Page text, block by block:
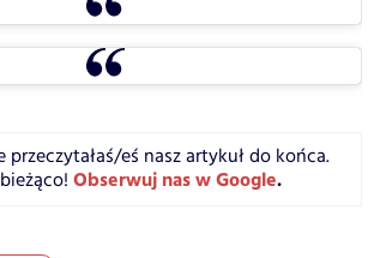
przeczytałaś/eś nasz artykuł do końca.
Obserwuj nas w Google.